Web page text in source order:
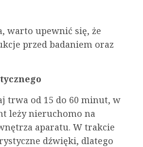
warto upewnić się, że
przed badaniem oraz
trwa od 15 do 60 minut, w
leży nieruchomo na
aparatu. W trakcie
dźwięki, dlatego